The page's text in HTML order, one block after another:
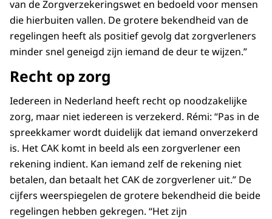
van de Zorgverzekeringswet en bedoeld voor mensen
die hierbuiten vallen. De grotere bekendheid van de
regelingen heeft als positief gevolg dat zorgverleners
minder snel geneigd zijn iemand de deur te wijzen.”
Recht op zorg
Iedereen in Nederland heeft recht op noodzakelijke
zorg, maar niet iedereen is verzekerd. Rémi: “Pas in de
spreekkamer wordt duidelijk dat iemand onverzekerd
is. Het CAK komt in beeld als een zorgverlener een
rekening indient. Kan iemand zelf de rekening niet
betalen, dan betaalt het CAK de zorgverlener uit.” De
cijfers weerspiegelen de grotere bekendheid die beide
regelingen hebben gekregen. “Het zijn